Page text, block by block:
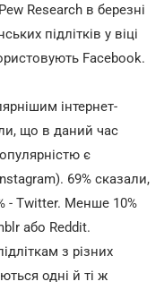
Research в березні
підлітків у віці
Facebook.
інтернет-
що в даний час
є
69% сказали,
- Twitter. Менше 10%
або Reddit.
з різних
одні й ті ж